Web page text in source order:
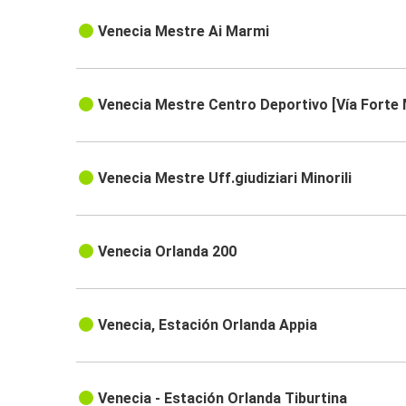
Venecia Mestre Ai Marmi
Venecia Mestre Centro Deportivo [Vía Forte
Venecia Mestre Uff.giudiziari Minorili
Venecia Orlanda 200
Venecia, Estación Orlanda Appia
Venecia - Estación Orlanda Tiburtina